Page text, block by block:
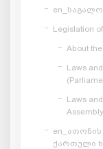
Legislation
About
Laws
Laws
ქართული